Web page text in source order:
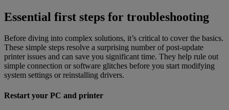
Essential first steps for troubleshooting
Before diving into complex solutions, it’s critical to cover the basics.
These simple steps resolve a surprising number of post-update
printer issues and can save you significant time. They help rule out
simple connection or software glitches before you start modifying
system settings or reinstalling drivers.
Restart your PC and printer